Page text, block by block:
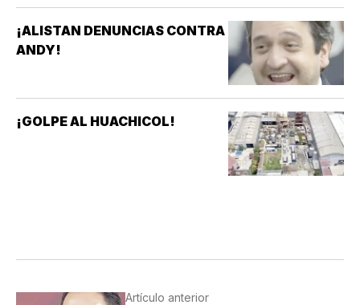
¡ALISTAN DENUNCIAS CONTRA
ANDY!
¡GOLPE AL HUACHICOL!
Artículo anterior